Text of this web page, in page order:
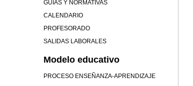
GUÍAS Y NORMATIVAS
CALENDARIO
PROFESORADO
SALIDAS LABORALES
Modelo educativo
PROCESO ENSEÑANZA-APRENDIZAJE